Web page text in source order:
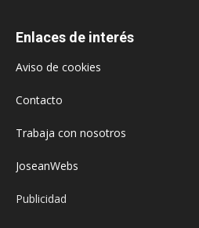
Enlaces de interés
Aviso de cookies
Contacto
Trabaja con nosotros
JoseanWebs
Publicidad